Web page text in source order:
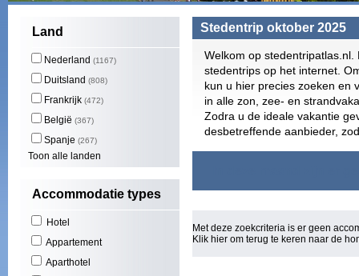
Land
Nederland (1167)
Duitsland (808)
Frankrijk (472)
België (367)
Spanje (267)
Toon alle landen
Accommodatie types
Hotel
Appartement
Aparthotel
Stedentrip oktober 2025
Welkom op
stedentrips op het internet.
kun u hier precies zoeken en
in alle zon, zee- en
Zodra u de ideale vakantie
desbetreffende aanbieder,
Met deze zoekcriteria is er geen
Klik hier om terug te keren naar de